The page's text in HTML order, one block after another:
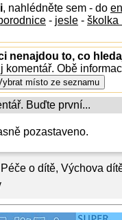
Péče o dítě, Výchova
, nahlédněte sem - do
- jesle - školka
nenajdou to, co
komentář. Obě
Buďte první...
pozastaveno.